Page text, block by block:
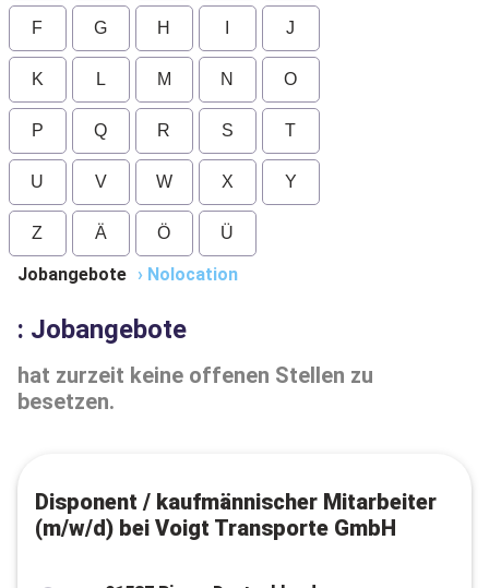
F G H J
K L M N O
P Q R S T
U V W X Y
Z Ä Ö Ü
Jobangebote › Nolocation
: Jobangebote
hat zurzeit keine offenen Stellen zu
besetzen.
Disponent / kaufmännischer Mitarbeiter
(m/w/d) bei Voigt Transporte GmbH